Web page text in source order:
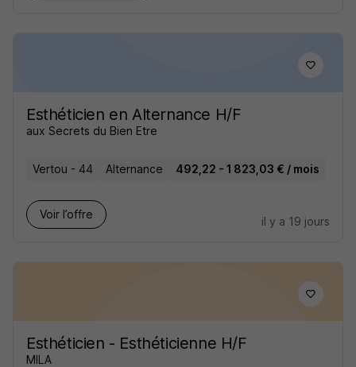
Esthéticien en Alternance H/F
aux Secrets du Bien Etre
Vertou - 44 Alternance 492,22 - 1 823,03 € / mois
Voir l’offre
il y a 19 jours
Esthéticien - Esthéticienne H/F
MILA